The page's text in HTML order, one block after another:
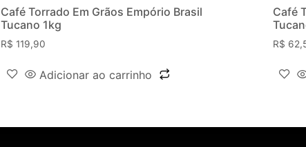
Café Torrado Em Grãos Empório Brasil
Tucano 1kg
R$ 119,90
Adicionar ao carrinho
Café
R$